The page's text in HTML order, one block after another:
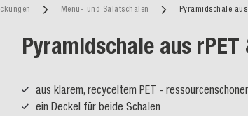
Menü- und Salatschalen Pyramidschale
Pyramidschale aus rPET
aus klarem, recyceltem PET -
ein Deckel für beide Schalen